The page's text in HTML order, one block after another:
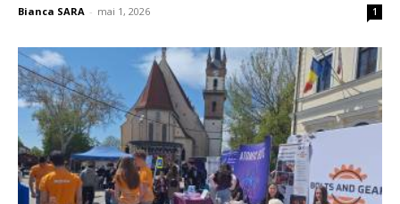
Bianca SARA - mai 1, 2026 1